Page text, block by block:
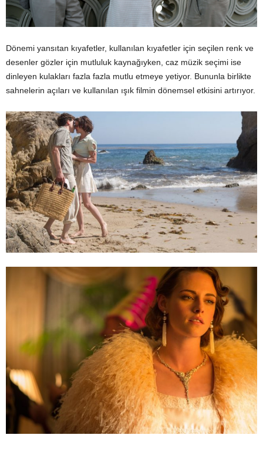
Dönemi yansıtan kıyafetler, kullanılan kıyafetler için seçilen renk ve
desenler gözler için mutluluk kaynağıyken, caz müzik seçimi ise
dinleyen kulakları fazla fazla mutlu etmeye yetiyor. Bununla birlikte
sahnelerin açıları ve kullanılan ışık filmin dönemsel etkisini artırıyor.